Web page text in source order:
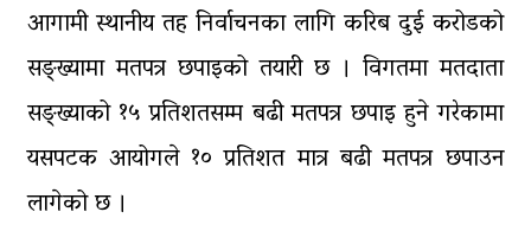
आगामी स्थानीय तह निर्वाचनका लागि करिब दुई करोडको
सङ्ख्यामा मतपत्र छपाइको तयारी छ । विगतमा मतदाता
सङ्ख्याको १५ प्रतिशतसम्म बढी मतपत्र छपाइ हुने गरेकामा
यसपटक आयोगले १० प्रतिशत मात्र बढी मतपत्र छपाउन
लागेको छ ।